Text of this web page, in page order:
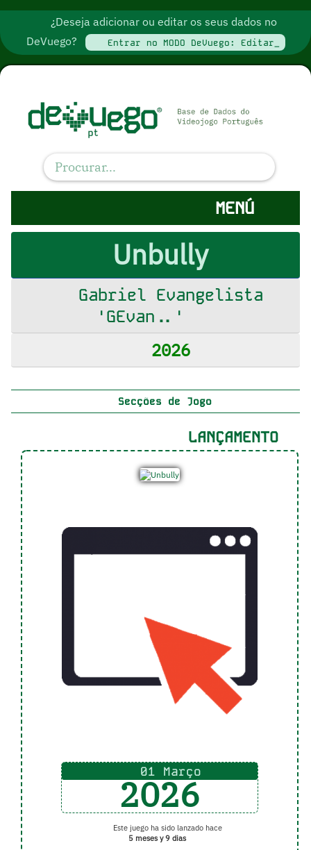
¿Deseja adicionar ou editar os seus dados no
DeVuego?
Entrar no MODO DeVuego: Editar_
MENÚ
Unbully
Gabriel Evangelista
'GEvan..'
2026
Secções de Jogo
LANÇAMENTO
01 Março
2026
Este juego ha sido lanzado hace
5 meses y 9 dias